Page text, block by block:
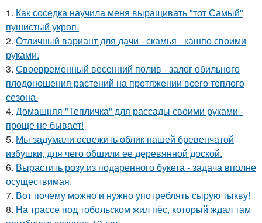
1. Как соседка научила меня выращивать "тот Самый"
пушистый укроп.
2. Отличный вариант для дачи - скамья - кашпо своими
руками.
3. Своевременный весенний полив - залог обильного
плодоношения растений на протяжении всего теплого
сезона.
4. Домашняя "Тепличка" для рассады своими руками -
проще не бывает!
5. Мы задумали освежить облик нашей бревенчатой
избушки, для чего обшили ее деревянной доской.
6. Вырастить розу из подаренного букета - задача вполне
осуществимая.
7. Вот почему можно и нужно употреблять сырую тыкву!
8. На трассе под тобольском жил пёс, который ждал там